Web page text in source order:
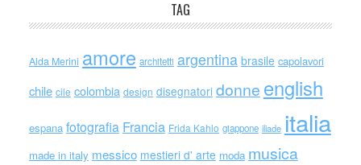
TAG
Alda Merini amore architetti argentina brasile capolavori
chile cile colombia design disegnatori donne english
espana fotografia Francia Frida Kahlo giappone iliade italia
made in italy messico mestieri d' arte moda musica